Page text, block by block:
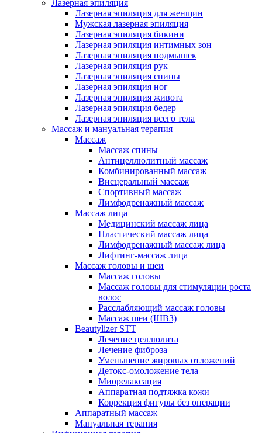
Лазерная эпиляция
Лазерная эпиляция для женщин
Мужская лазерная эпиляция
Лазерная эпиляция бикини
Лазерная эпиляция интимных зон
Лазерная эпиляция подмышек
Лазерная эпиляция рук
Лазерная эпиляция спины
Лазерная эпиляция ног
Лазерная эпиляция живота
Лазерная эпиляция бедер
Лазерная эпиляция всего тела
Массаж и мануальная терапия
Массаж
Массаж спины
Антицеллюлитный массаж
Комбинированный массаж
Висцеральный массаж
Спортивный массаж
Лимфодренажный массаж
Массаж лица
Медицинский массаж лица
Пластический массаж лица
Лимфодренажный массаж лица
Лифтинг-массаж лица
Массаж головы и шеи
Массаж головы
Массаж головы для стимуляции роста
волос
Расслабляющий массаж головы
Массаж шеи (ШВЗ)
Beautylizer STT
Лечение целлюлита
Лечение фиброза
Уменьшение жировых отложений
Детокс-омоложение тела
Миорелаксация
Аппаратная подтяжка кожи
Коррекция фигуры без операции
Аппаратный массаж
Мануальная терапия